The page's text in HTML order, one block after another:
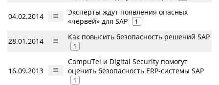
04.02.2014
Эксперты ждут появления опасных
«червей» для SAP
1
28.01.2014 Как повысить безопасность решений SAP
1
16.09.2013
CompuTel и Digital Security помогут
оценить безопасность ERP-системы SAP
1